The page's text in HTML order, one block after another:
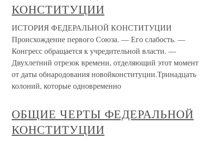
КОНСТИТУЦИИ
ИСТОРИЯ ФЕДЕРАЛЬНОЙ КОНСТИТУЦИИ
Происхождение первого Союза. — Его слабость. —
Конгресс обращается к учредительной власти. —
Двухлетний отрезок времени, отделяющий этот момент
от даты обнародования новойконституции.Тринадцать
колоний, которые одновременно
ОБЩИЕ ЧЕРТЫ ФЕДЕРАЛЬНОЙ
КОНСТИТУЦИИ